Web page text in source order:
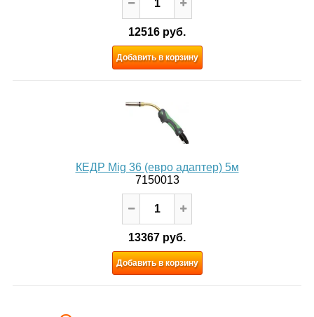
12516 руб.
Добавить в корзину
КЕДР Mig 36 (евро адаптер) 5м
7150013
13367 руб.
Добавить в корзину